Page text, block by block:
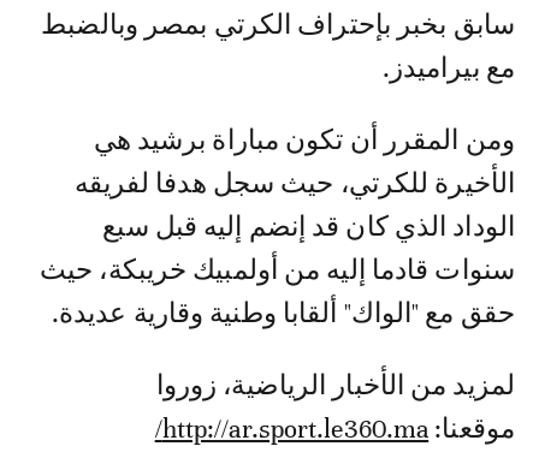
سابق بخبر بإحتراف الكرتي بمصر وبالضبط
مع بيراميدز.
ومن المقرر أن تكون مباراة برشيد هي
الأخيرة للكرتي، حيث سجل هدفا لفريقه
الوداد الذي كان قد إنضم إليه قبل سبع
سنوات قادما إليه من أولمبيك خريبكة، حيث
حقق مع "الواك" ألقابا وطنية وقارية عديدة.
لمزيد من الأخبار الرياضية، زوروا
موقعنا: http://ar.sport.le360.ma/